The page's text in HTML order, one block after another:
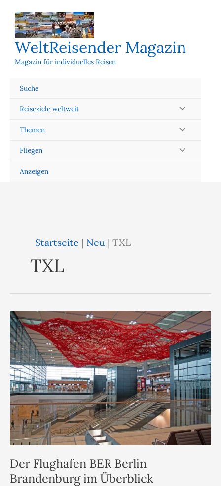
Inhalt
springen
WeltReisender Magazin
Magazin für individuelles Reisen
Suche
Reiseziele weltweit
Themen
Fliegen
Anzeigen
Startseite | Neu |TXL
TXL
Der Flughafen BER Berlin
Brandenburg im Überblick